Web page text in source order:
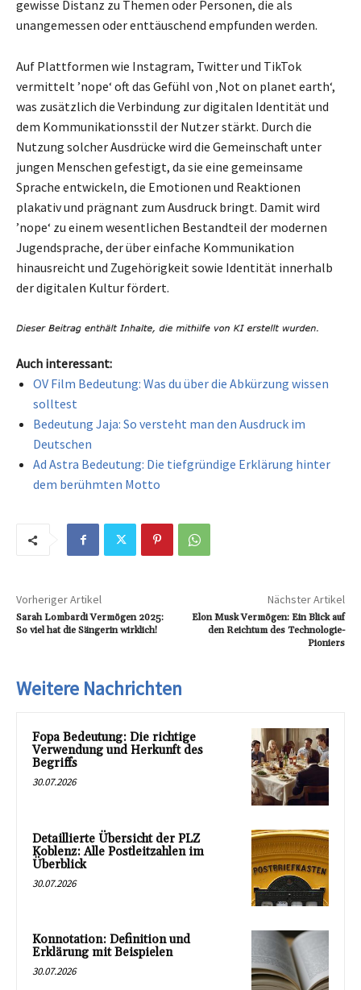
gewisse Distanz zu Themen oder Personen, die als
unangemessen oder enttäuschend empfunden werden.
Auf Plattformen wie Instagram, Twitter und TikTok
vermittelt ’nope‘ oft das Gefühl von ‚Not on planet earth‘,
was zusätzlich die Verbindung zur digitalen Identität und
dem Kommunikationsstil der Nutzer stärkt. Durch die
Nutzung solcher Ausdrücke wird die Gemeinschaft unter
jungen Menschen gefestigt, da sie eine gemeinsame
Sprache entwickeln, die Emotionen und Reaktionen
plakativ und prägnant zum Ausdruck bringt. Damit wird
’nope‘ zu einem wesentlichen Bestandteil der modernen
Jugendsprache, der über einfache Kommunikation
hinausreicht und Zugehörigkeit sowie Identität innerhalb
der digitalen Kultur fördert.
Auch interessant:
OV Film Bedeutung: Was du über die Abkürzung wissen
solltest
Bedeutung Jaja: So versteht man den Ausdruck im
Deutschen
Ad Astra Bedeutung: Die tiefgründige Erklärung hinter
dem berühmten Motto
Vorheriger Artikel
Sarah Lombardi Vermögen 2025:
So viel hat die Sängerin wirklich!
Nächster Artikel
Elon Musk Vermögen: Ein Blick auf
den Reichtum des Technologie-
Pioniers
Weitere Nachrichten
Fopa Bedeutung: Die richtige
Verwendung und Herkunft des
Begriffs
30.07.2026
Detaillierte Übersicht der PLZ
Koblenz: Alle Postleitzahlen im
Überblick
30.07.2026
Konnotation: Definition und
Erklärung mit Beispielen
30.07.2026